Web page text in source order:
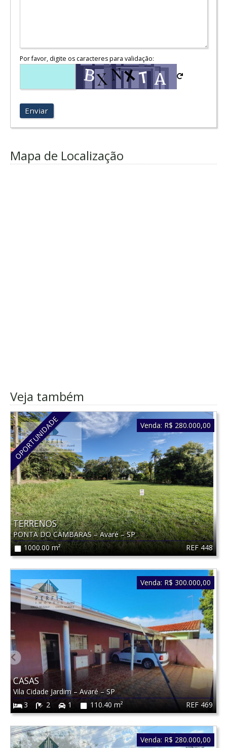
Por favor, digite os caracteres para validação:
Enviar
Mapa de Localização
Veja também
OPORTUNIDADE
REF 448
TERRENOS
PONTA DO CAMBARAS–Avaré–SP
1000.00 m²
Venda: R$ 280.000,00
REF 469
CASAS
Vila Cidade Jardim –Avaré–SP
3
2 1 110.40 m²
Venda: R$ 300.000,00
Venda: R$ 280.000,00